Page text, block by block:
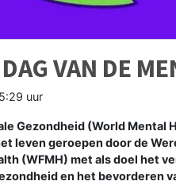
VAN DE
uur
Gezondheid (World Mental
leven geroepen door de
(WFMH) met als doel het
en het bevorderen